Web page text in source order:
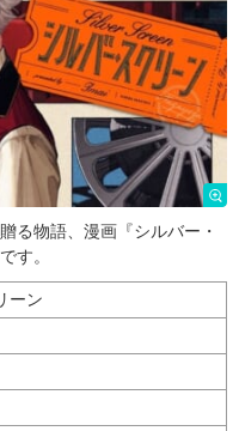
る物語、漫画『シルバー・
す。
ーン